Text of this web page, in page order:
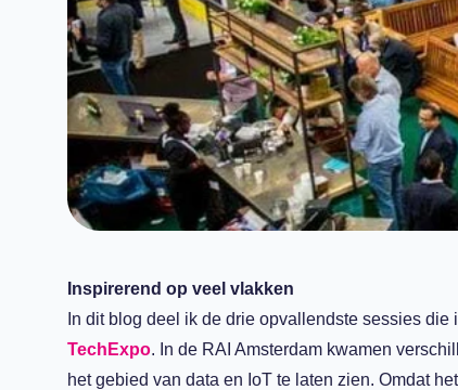
Inspirerend op veel vlakken
In dit blog deel ik de drie opvallendste sessies
TechExpo. In de RAI Amsterdam kwamen
het gebied van data en IoT te laten zien. Omdat